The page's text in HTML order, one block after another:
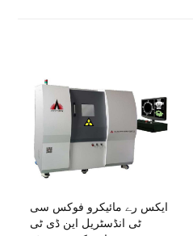
ایکس رے مائیکرو فوکس سی
ٹی انڈسٹریل این ڈی ٹی